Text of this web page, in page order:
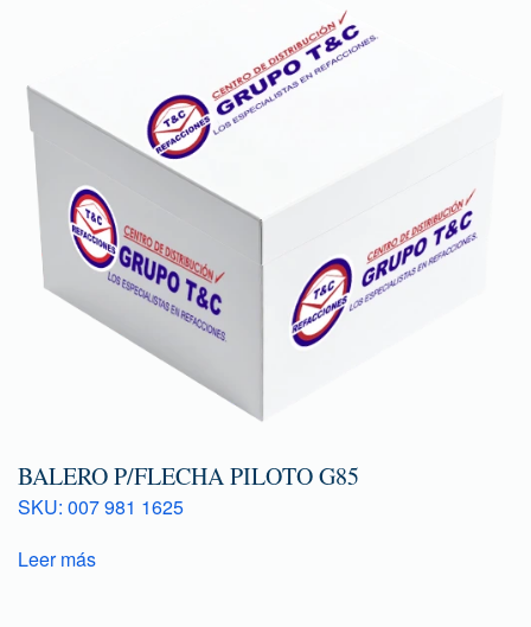
BALERO P/FLECHA PILOTO G85
SKU: 007 981 1625
Leer más